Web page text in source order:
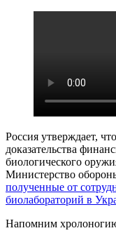
Россия утверждает,
доказательства
биологического
Министерство
полученные от
биолабораторий в
Напомним